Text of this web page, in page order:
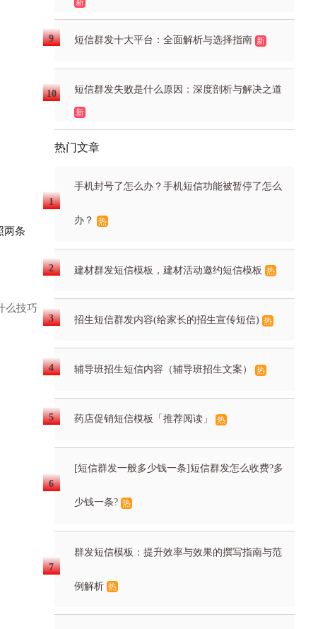
两条
么技巧
新
短信群发十大平台：全面解析与选择指南 新
短信群发失败是什么原因：深度剖析与解决之道
新
热门文章
手机封号了怎么办？手机短信功能被暂停了怎么
办？ 热
建材群发短信模板，建材活动邀约短信模板 热
招生短信群发内容(给家长的招生宣传短信) 热
辅导班招生短信内容（辅导班招生文案） 热
药店促销短信模板「推荐阅读」 热
[短信群发一般多少钱一条]短信群发怎么收费?多
少钱一条? 热
群发短信模板：提升效率与效果的撰写指南与范
例解析 热